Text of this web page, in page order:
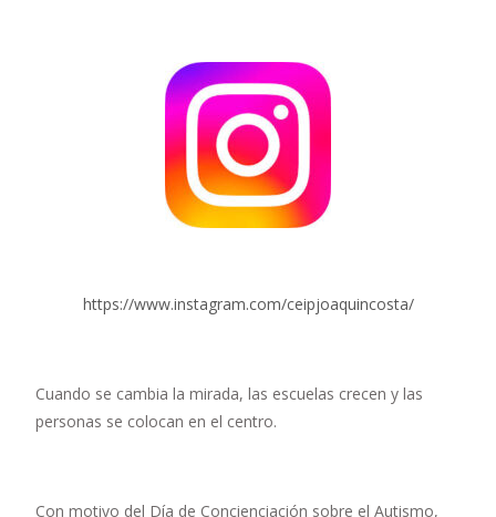
https://www.instagram.com/ceipjoaquincosta/
Cuando se cambia la mirada, las escuelas crecen y las
personas se colocan en el centro.
Con motivo del Día de Concienciación sobre el Autismo,